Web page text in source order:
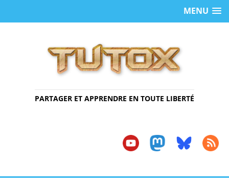
MENU
PARTAGER ET APPRENDRE EN TOUTE LIBERTÉ